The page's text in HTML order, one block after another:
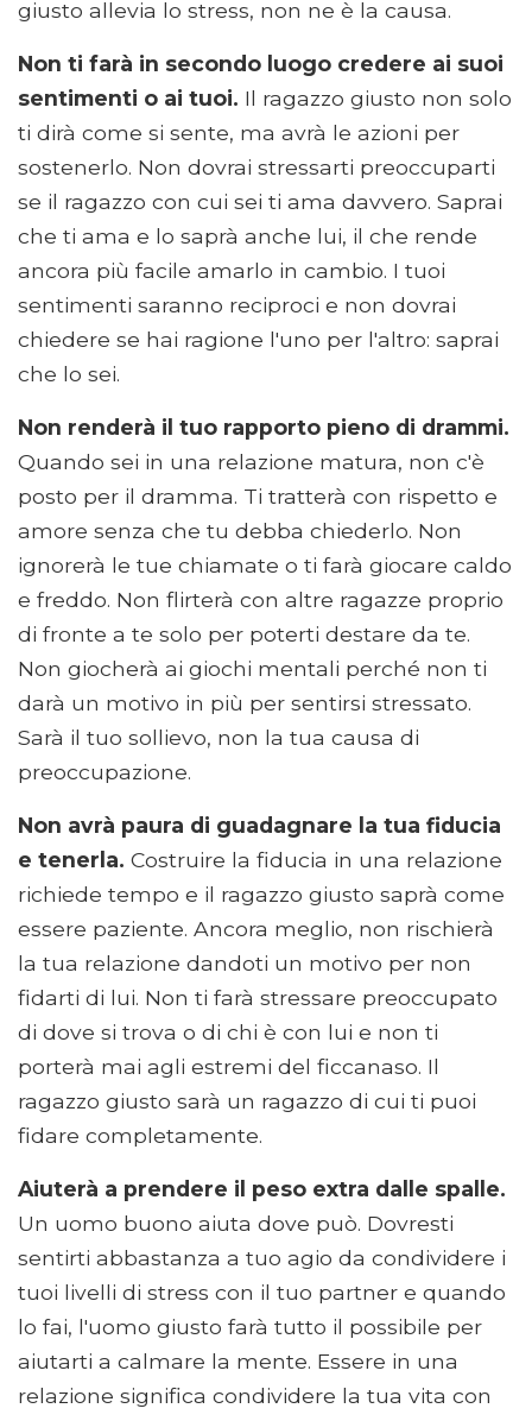
giusto allevia lo stress, non ne è la causa.
Non ti farà in secondo luogo credere ai suoi
sentimenti o ai tuoi. Il ragazzo giusto non solo
ti dirà come si sente, ma avrà le azioni per
sostenerlo. Non dovrai stressarti preoccuparti
se il ragazzo con cui sei ti ama davvero. Saprai
che ti ama e lo saprà anche lui, il che rende
ancora più facile amarlo in cambio. I tuoi
sentimenti saranno reciproci e non dovrai
chiedere se hai ragione l'uno per l'altro: saprai
che lo sei.
Non renderà il tuo rapporto pieno di drammi.
Quando sei in una relazione matura, non c'è
posto per il dramma. Ti tratterà con rispetto e
amore senza che tu debba chiederlo. Non
ignorerà le tue chiamate o ti farà giocare caldo
e freddo. Non flirterà con altre ragazze proprio
di fronte a te solo per poterti destare da te.
Non giocherà ai giochi mentali perché non ti
darà un motivo in più per sentirsi stressato.
Sarà il tuo sollievo, non la tua causa di
preoccupazione.
Non avrà paura di guadagnare la tua fiducia
e tenerla. Costruire la fiducia in una relazione
richiede tempo e il ragazzo giusto saprà come
essere paziente. Ancora meglio, non rischierà
la tua relazione dandoti un motivo per non
fidarti di lui. Non ti farà stressare preoccupato
di dove si trova o di chi è con lui e non ti
porterà mai agli estremi del ficcanaso. Il
ragazzo giusto sarà un ragazzo di cui ti puoi
fidare completamente.
Aiuterà a prendere il peso extra dalle spalle.
Un uomo buono aiuta dove può. Dovresti
sentirti abbastanza a tuo agio da condividere i
tuoi livelli di stress con il tuo partner e quando
lo fai, l'uomo giusto farà tutto il possibile per
aiutarti a calmare la mente. Essere in una
relazione significa condividere la tua vita con